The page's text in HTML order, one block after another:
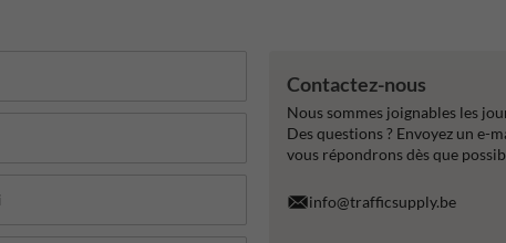
Contactez-nous
Nous sommes joignables les
Des questions ? Envoyez un e-
vous répondrons dès que
info@trafficsupply.be